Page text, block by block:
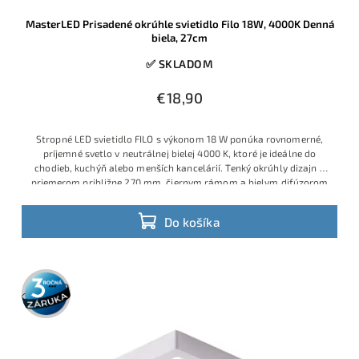
MasterLED Prisadené okrúhle svietidlo Filo 18W, 4000K Denná
biela, 27cm
✅ SKLADOM
€18,90
Do košíka
Stropné LED svietidlo FILO s výkonom 18 W ponúka rovnomerné,
príjemné svetlo v neutrálnej bielej 4000 K, ktoré je ideálne do
chodieb, kuchýň alebo menších kancelárií. Tenký okrúhly dizajn s
priemerom približne 270 mm, čiernym rámom a bielym difúzorom
3 roky
záruka